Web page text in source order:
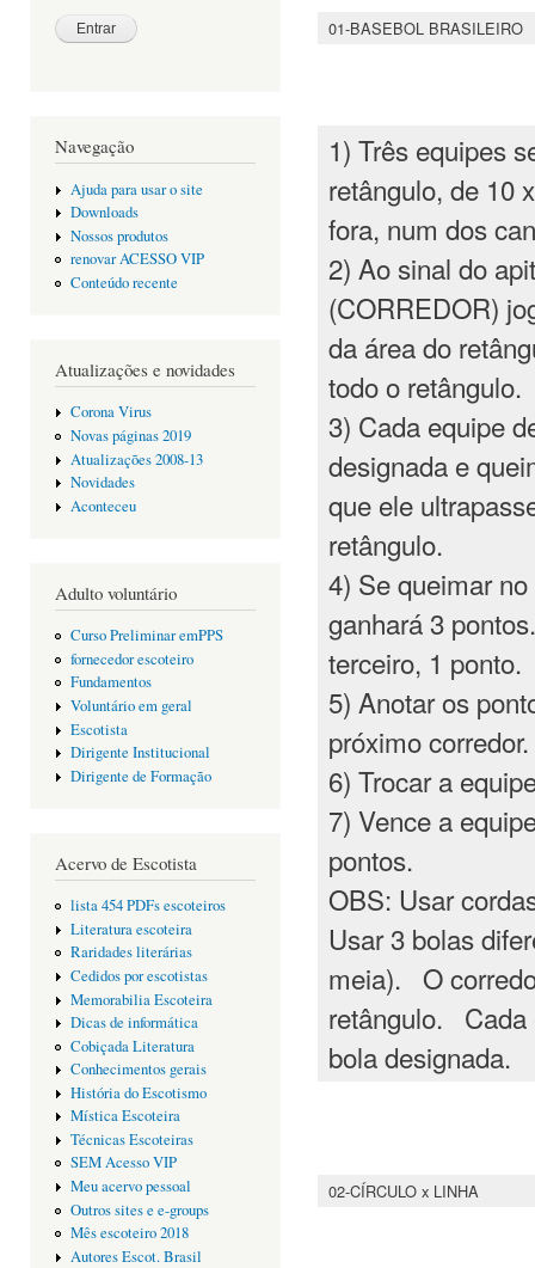
Navegação
Ajuda para usar o site
Downloads
Nossos produtos
renovar ACESSO VIP
Conteúdo recente
Atualizações e novidades
Corona Virus
Novas páginas 2019
Atualizações 2008-13
Novidades
Aconteceu
Adulto voluntário
Curso Preliminar emPPS
fornecedor escoteiro
Fundamentos
Voluntário em geral
Escotista
Dirigente Institucional
Dirigente de Formação
Acervo de Escotista
lista 454 PDFs escoteiros
Literatura escoteira
Raridades literárias
Cedidos por escotistas
Memorabilia Escoteira
Dicas de informática
Cobiçada Literatura
Conhecimentos gerais
História do Escotismo
Mística Escoteira
Técnicas Escoteiras
SEM Acesso VIP
Meu acervo pessoal
Outros sites e e-groups
Mês escoteiro 2018
Autores Escot. Brasil
01-BASEBOL BRASILEIRO
1) Três equipes
retângulo, de 10
fora, num dos
2) Ao sinal do
(CORREDOR)
da área do
todo o retângulo.
3) Cada equipe
designada e
que ele
retângulo.
4) Se queimar
ganhará 3
terceiro, 1 ponto.
5) Anotar os
próximo corredor.
6) Trocar a
7) Vence a
pontos.
OBS: Usar
Usar 3 bolas
meia). O
retângulo. Cada
bola designada.
02-CÍRCULO x LINHA